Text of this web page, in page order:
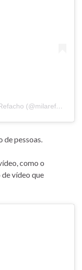
Uma publicação partilhada por Milena Refacho (@milarefacho)
pessoas.
como o
vídeo que